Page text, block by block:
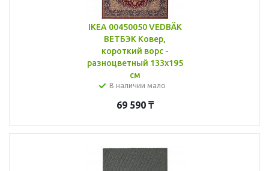
IKEA 00450050 VEDBÄK
ВЕТБЭК Ковер,
короткий ворс -
разноцветный 133x195
см
В наличии мало
69 590₸